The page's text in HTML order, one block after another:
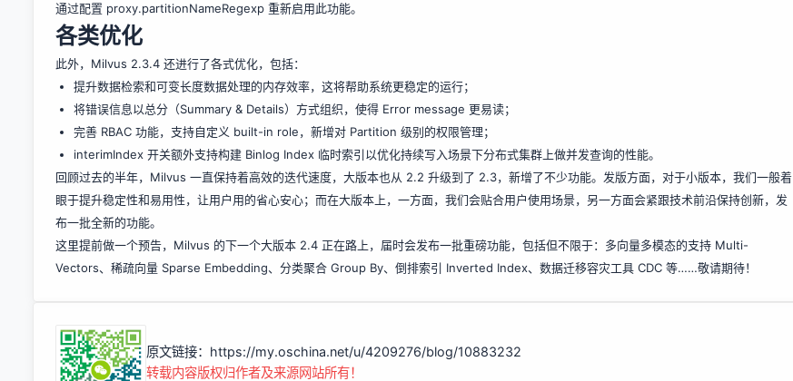
通过配置 proxy.partitionNameRegexp 重新启用此功能。
各类优化
此外，Milvus 2.3.4 还进行了各式优化，包括：
提升数据检索和可变长度数据处理的内存效率，这将帮助系统更稳定的运行；
将错误信息以总分（Summary & Details）方式组织，使得 Error message 更易读；
完善 RBAC 功能，支持自定义 built-in role，新增对 Partition 级别的权限管理；
interimIndex 开关额外支持构建 Binlog Index 临时索引以优化持续写入场景下分布式集群上做并发查询的性能。
回顾过去的半年，Milvus 一直保持着高效的迭代速度，大版本也从 2.2 升级到了 2.3，新增了不少功能。发版方面，对于小版本，我们一般着
眼于提升稳定性和易用性，让用户用的省心安心；而在大版本上，一方面，我们会贴合用户使用场景，另一方面会紧跟技术前沿保持创新，发
布一批全新的功能。
这里提前做一个预告，Milvus 的下一个大版本 2.4 正在路上，届时会发布一批重磅功能，包括但不限于：多向量多模态的支持 Multi-
Vectors、稀疏向量 Sparse Embedding、分类聚合 Group By、倒排索引 Inverted Index、数据迁移容灾工具 CDC 等……敬请期待！
原文链接： https://my.oschina.net/u/4209276/blog/10883232
转载内容版权归作者及来源网站所有！